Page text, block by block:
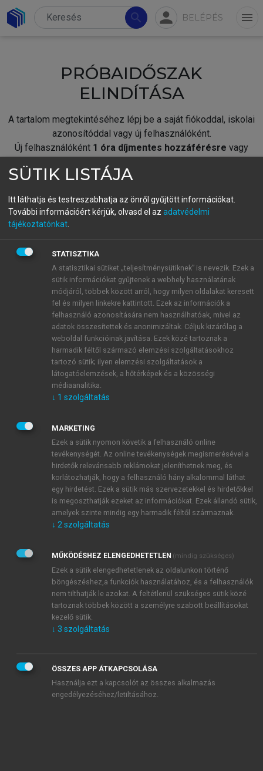
search person BELÉPÉS menu
PRÓBAIDŐSZAK
ELINDÍTÁSA
A tartalom megtekintéséhez lépj be a saját fiókoddal, iskolai
azonosítóddal vagy új felhasználóként.
Új felhasználóként 1 óra díjmentes hozzáférésre vagy
fiókoddal,vagy hozz létre új fiókot.
A regisztráció után apróbaidőszakautomatikusan
BELÉPÉS SAJÁT FIÓKKAL
ÚJ FIÓK LÉTREHOZÁSA
1 óra díjmentes hozzáférés
E-MAIL-CÍM
JELSZÓ
JELSZÓ ÚJRA
Kérek értesítést a MeRSZ újdonságairól, akcióiról.
Kérek értesítést az Akadémiai Kiadó Zrt. újdonságairól,
Adatkezelési tájékoztatóbanfoglaltakat tudomásul
veszem és elfogadom.
Általános vásárlási feltételeket, valamint a szotar.netés a
mersz.huoldalak licencszerződéseiben foglaltakat
tudomásul veszem és elfogadom.
KIPRÓBÁLOM
SÜTIK LISTÁJA
Itt láthatja és testreszabhatja az önről gyűjtött információkat.
További információért kérjük, olvasd el az adatvédelmi
tájékoztatónkat
STATISZTIKA
A statisztikai sütiket „teljesítménysütiknek” is nevezik. Ezek a
sütik információkat gyűjtenek a webhely használatának
módjáról, többek között arról, hogy milyen oldalakat keresett
fel és milyen linkekre kattintott. Ezek az információk a
felhasználó azonosítására nem használhatóak, mivel az
adatok összesítettek és anonimizáltak. Céljuk kizárólag a
weboldal funkcióinak javítása. Ezek közé tartoznak a
harmadik féltől származó elemzési szolgáltatásokhoz
tartozó sütik; ilyen elemzési szolgáltatások a
látogatóelemzések, a hőtérképek és a közösségi
médiaanalitika.
↓ 1 szolgáltatás
MARKETING
Ezek a sütik nyomon követik a felhasználó online
tevékenységét. Az online tevékenységek megismerésével a
hirdetők relevánsabb reklámokat jeleníthetnek meg, és
korlátozhatják, hogy a felhasználó hány alkalommal láthat
egy hirdetést. Ezek a sütik más szervezetekkel és hirdetőkkel
is megoszthatják ezeket az információkat. Ezek állandó sütik,
amelyek szinte mindig egy harmadik féltől származnak.
↓ 2 szolgáltatás
MŰKÖDÉSHEZ ELENGEDHETETLEN (mindig szükséges)
Ezek a sütik elengedhetetlenek az oldalunkon történő
böngészéshez,a funkciók használatához, és a felhasználók
nem tilthatják le azokat. A feltétlenül szükséges sütik közé
tartoznak többek között a személyre szabott beállításokat
kezelő sütik.
↓ 3 szolgáltatás
ÖSSZES APP ÁTKAPCSOLÁSA
Használja ezt a kapcsolót az összes alkalmazás
engedélyezéséhez/letiltásához.